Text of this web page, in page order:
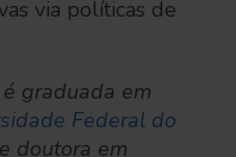
via políticas de
é graduada em
Federal do
doutora em